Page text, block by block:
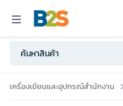
เครื่องเขียนและอุปกรณ์สำนักงาน